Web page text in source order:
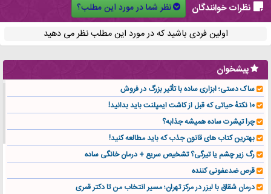
نظرات خوانندگان
نظر شما در مورد این مطلب؟
اولین فردی باشید که در مورد این مطلب نظر می دهید
پیشخوان
ساک دستی؛ ابزاری ساده با تأثیر بزرگ در فروش
۱۰ نکتهٔ حیاتی که قبل از کاشت ایمپلنت باید بدانید!
چرا تیشرت ساده همیشه جذابه؟
بهترین کتاب های قانون جذب که باید مطالعه کنید!
رگ زیر چشم یا تیرگی؟ تشخیص سریع + درمان خانگی ساده
قرص ضدعفونی کننده
درمان شقاق با لیزر در مرکز تهران؛ مسیر انتخاب من تا دکتر قمری